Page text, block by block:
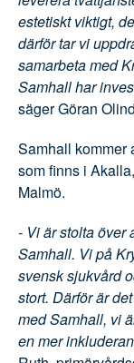
rena kläder är
också en fråga
uppdraget på
med Kry
investerat i
Göran Olinder,
Samhall
tvätterier som
Halmstad och
- Vi är stolta
Samhall. Vi på
svensk sjukvård
samhället i
chansen att
av deras viktiga